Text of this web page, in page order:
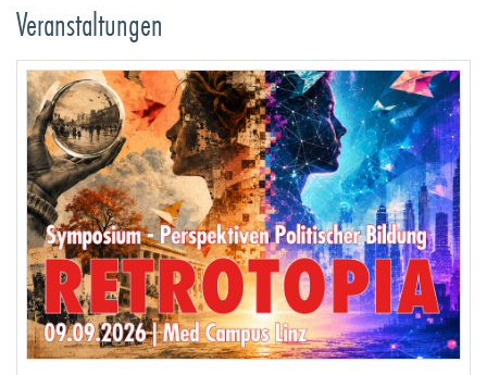
Veranstaltungen